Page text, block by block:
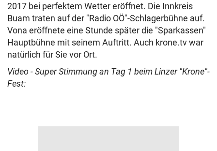
2017 bei perfektem Wetter eröffnet. Die Innkreis
Buam traten auf der "Radio OÖ"-Schlagerbühne auf.
Vona eröffnete eine Stunde später die "Sparkassen"
Hauptbühne mit seinem Auftritt. Auch krone.tv war
natürlich für Sie vor Ort.
Video - Super Stimmung an Tag 1 beim Linzer "Krone"-
Fest: